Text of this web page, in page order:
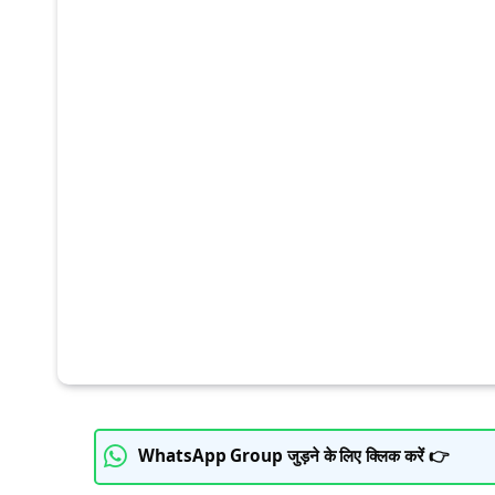
WhatsApp Group जुड़ने के लिए क्लिक करें 👉